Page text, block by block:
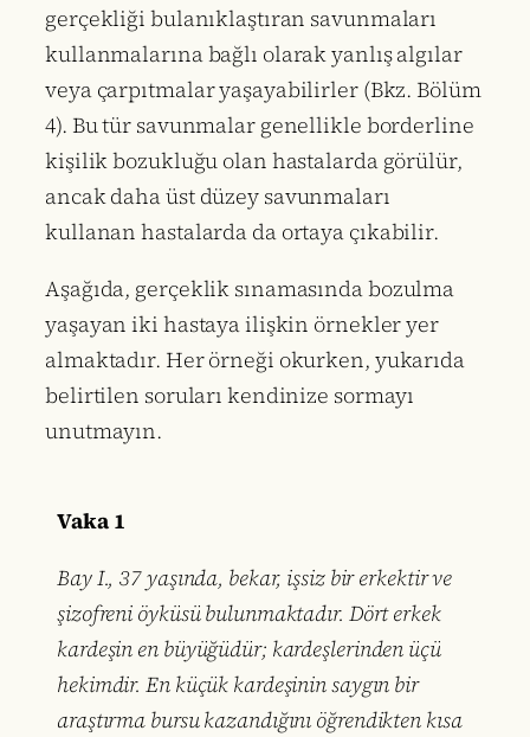
gerçekliği bulanıklaştıran savunmaları
kullanmalarına bağlı olarak yanlış algılar
veya çarpıtmalar yaşayabilirler (Bkz. Bölüm
4). Bu tür savunmalar genellikle borderline
kişilik bozukluğu olan hastalarda görülür,
ancak daha üst düzey savunmaları
kullanan hastalarda da ortaya çıkabilir.
Aşağıda, gerçeklik sınamasında bozulma
yaşayan iki hastaya ilişkin örnekler yer
almaktadır. Her örneği okurken, yukarıda
belirtilen soruları kendinize sormayı
unutmayın.
Vaka 1
Bay I., 37 yaşında, bekar, işsiz bir erkektir ve
şizofreni öyküsü bulunmaktadır. Dört erkek
kardeşin en büyüğüdür; kardeşlerinden üçü
hekimdir. En küçük kardeşinin saygın bir
araştırma bursu kazandığını öğrendikten kısa